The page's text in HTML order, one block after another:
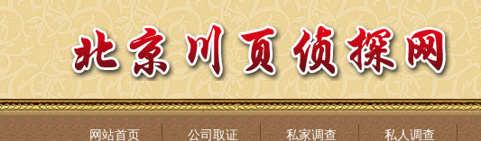
网站首页 公司取证 私家调查 私人调查